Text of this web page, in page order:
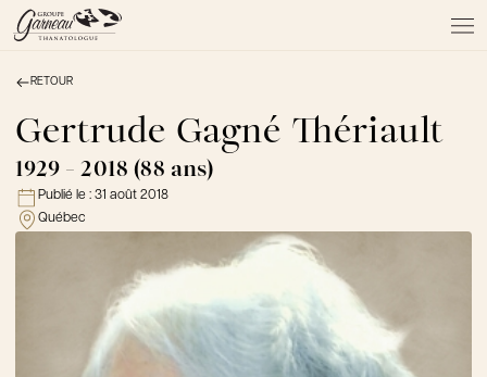
À PROPOS
NOS SERVICES
NOS PRODUITS
NOTRE ÉQUIPE
NOS SALONS
AVIS DE DÉCÈS
FAQ et mythes
Liens utiles
Témoignages
RETOUR
Gertrude Gagné Thériault
1929 - 2018 (88 ans)
Publié le : 31 août 2018
Québec